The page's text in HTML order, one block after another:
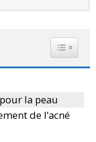
la peau
de l’acné